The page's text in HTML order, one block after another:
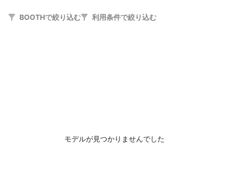
BOOTHで絞り込む 利用条件で絞り込む
モデルが見つかりませんでした